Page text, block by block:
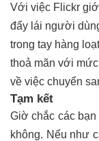
Với việc Flickr
đẩy lái người
trong tay hàng
thoả mãn với
về việc chuyển
Tạm kết
Giờ chắc các
không. Nếu như